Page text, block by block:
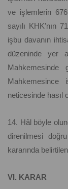
ve işlemlerin
sayılı KHK'nın
işbu davanın
düzeninde yer
Mahkemesinde
Mahkemesince
neticesinde hasıl
14. Hâl böyle
direnilmesi
kararında
VI. KARAR